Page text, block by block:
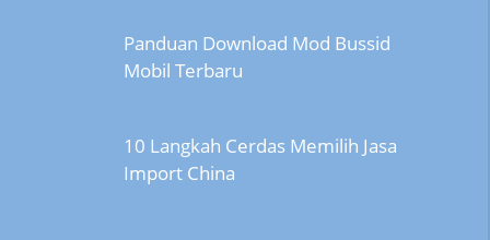
Panduan Download Mod Bussid
Mobil Terbaru
10 Langkah Cerdas Memilih Jasa
Import China